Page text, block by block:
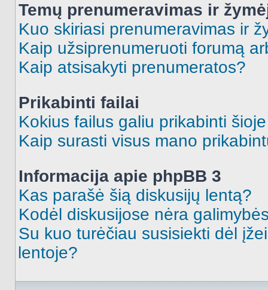
Temų prenumeravimas ir
Kuo skiriasi prenumeravimas ir
Kaip užsiprenumeruoti forumą
Kaip atsisakyti prenumeratos?
Prikabinti failai
Kokius failus galiu prikabinti
Kaip surasti visus mano
Informacija apie phpBB 3
Kas parašė šią diskusijų lentą?
Kodėl diskusijose nėra
Su kuo turėčiau susisiekti dėl
lentoje?